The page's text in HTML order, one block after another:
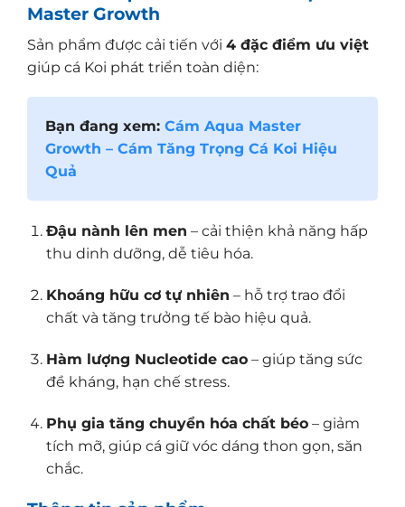
Master Growth
Sản phẩm được cải tiến với 4 đặc điểm ưu việt
giúp cá Koi phát triển toàn diện:
Bạn đang xem: Cám Aqua Master
Growth – Cám Tăng Trọng Cá Koi Hiệu
Quả
Đậu nành lên men – cải thiện khả năng hấp
thu dinh dưỡng, dễ tiêu hóa.
Khoáng hữu cơ tự nhiên – hỗ trợ trao đổi
chất và tăng trưởng tế bào hiệu quả.
Hàm lượng Nucleotide cao– giúp tăng sức
đề kháng, hạn chế stress.
Phụ gia tăng chuyển hóa chất béo– giảm
tích mỡ, giúp cá giữ vóc dáng thon gọn, săn
chắc.